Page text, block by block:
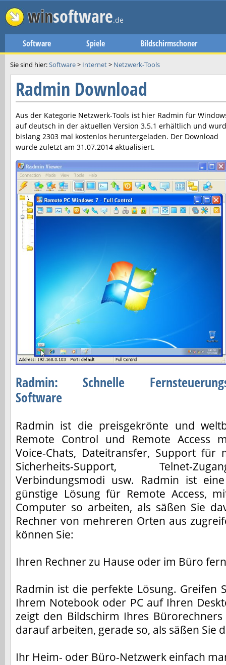
winsoftware.de
Software Spiele Bildschirmschoner
Sie sind hier:Software> Internet> Netzwerk-Tools
Radmin Download
Aus der Kategorie Netzwerk-Tools ist hier Radmin für
auf deutsch in der aktuellen Version 3.5.1 erhältlich und
bislang 2303 mal kostenlos heruntergeladen. Der Download
wurde zuletzt am 31.07.2014 aktualisiert.
Radmin: Schnelle
Software
Radmin ist die preisgekrönte und
Remote Control und Remote Access
Voice-Chats, Dateitransfer, Support für
Sicherheits-Support, Telnet-
Verbindungsmodi usw. Radmin ist
günstige Lösung für Remote Access,
Computer so arbeiten, als säßen Sie
Rechner von mehreren Orten aus
können Sie:
Ihren Rechner zu Hause oder im Büro
Radmin ist die perfekte Lösung. Greifen
Ihrem Notebook oder PC auf Ihren
zeigt den Bildschirm Ihres
darauf arbeiten, gerade so, als säßen Sie
Ihr Heim- oder Büro-Netzwerk einfach